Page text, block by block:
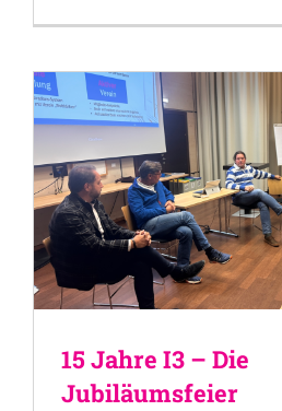
15 Jahre I3 – Die
Jubiläumsfeier